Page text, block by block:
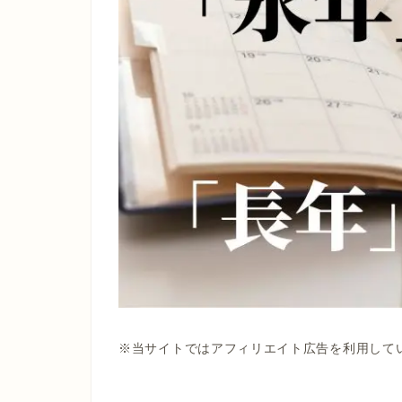
※当サイトではアフィリエイト広告を利用して